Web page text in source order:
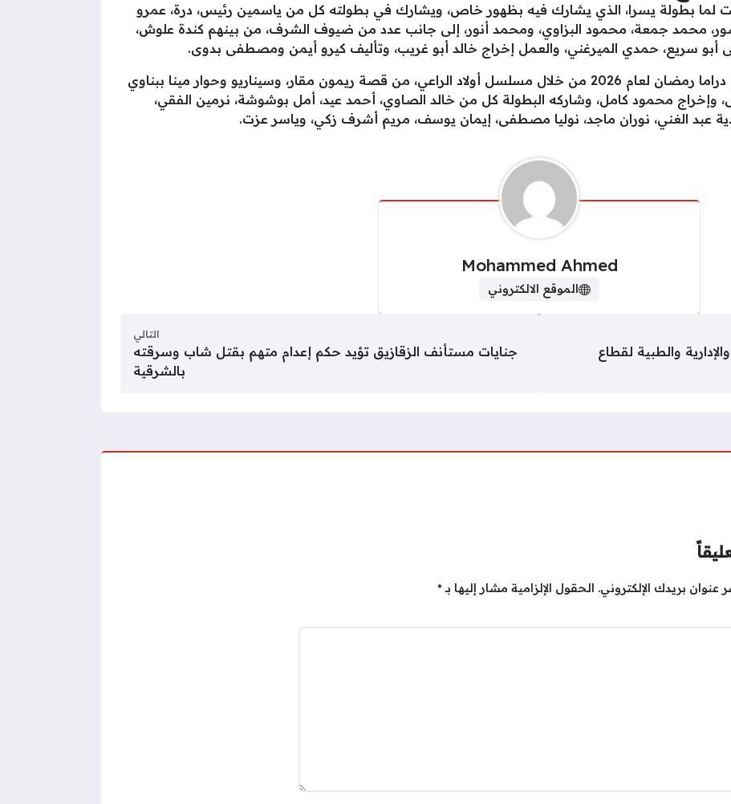
بطولة يسرا، الذي يشارك فيه بظهور خاص، ويشارك في بطولته كل من ياسمين رئيس، درة، عمرو
منصور، محمد جمعة، محمود البزاوي، ومحمد أنور، إلى جانب عدد من ضيوف الشرف، من بينهم كندة علوش،
سريع، حمدي الميرغني، والعمل إخراج خالد أبو غريب، وتأليف كيرو أيمن ومصطفى بدوى.
يُذكر أن ماجد المصري شارك في موسم دراما رمضان لعام 2026 من خلال مسلسل أولاد الراعي، من قصة ريمون مقار، وسيناريو وحوار مينا ببناوي
محمود كامل، وشاركه البطولة كل من خالد الصاوي، أحمد عيد، أمل بوشوشة، نرمين الفقي،
عبد الغني، نوران ماجد، نوليا مصطفى، إيمان يوسف، مريم أشرف زكي، وياسر عزت.
Mohammed Ahmed
الموقع الالكتروني
والطبية لقطاع
التالي
جنايات مستأنف الزقازيق تؤيد حكم إعدام متهم بقتل شاب وسرقته
بالشرقية
عنوان بريدك الإلكتروني. الحقول الإلزامية مشار إليها بـ*